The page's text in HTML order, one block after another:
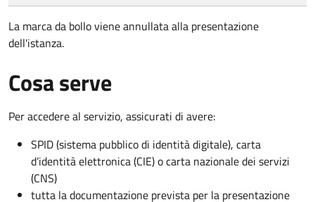
La marca da bollo viene annullata alla presentazione
dell'istanza.
Cosa serve
Per accedere al servizio, assicurati di avere:
SPID (sistema pubblico di identità digitale), carta
d’identità elettronica (CIE) o carta nazionale dei servizi
(CNS)
tutta la documentazione prevista per la presentazione